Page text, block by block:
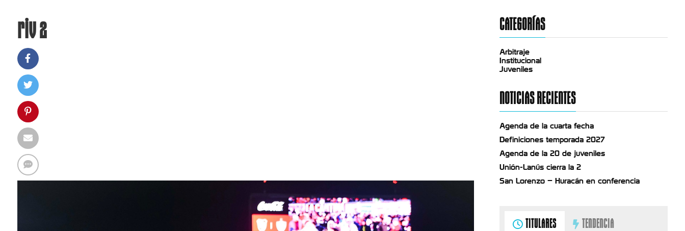
riv 2 CATEGORÍAS
Arbitraje
Institucional
Juveniles
NOTICIAS RECIENTES
Agenda de la cuarta fecha
Definiciones temporada 2027
Agenda de la 20 de juveniles
Unión-Lanús cierra la 2
San Lorenzo – Huracán en conferencia
TITULARES TENDENCIA